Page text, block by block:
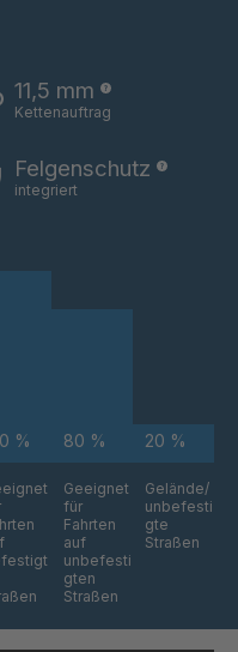
77
11,5 mm
Kettenauftrag
Felgenschutz
integriert
% 80 %
Geeignet
für
Fahrten
auf
unbefesti
gten
Straßen
20 %
Gelände/
unbefesti
gte
Straßen